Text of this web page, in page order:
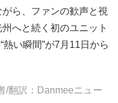
ら、ファンの歓声と視
へと続く初のユニット
い瞬間”が7月11日から
/翻訳：Danmeeニュー